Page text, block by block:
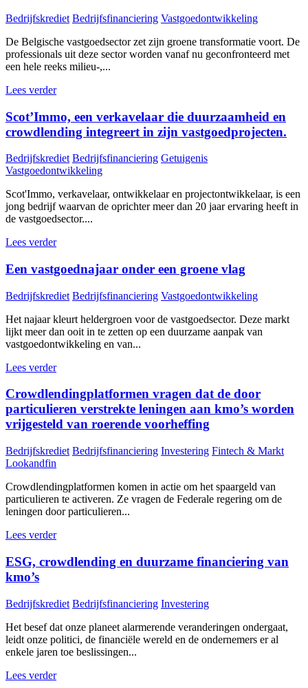
Bedrijfskrediet Bedrijfsfinanciering Vastgoedontwikkeling
De Belgische vastgoedsector zet zijn groene transformatie voort. De
professionals uit deze sector worden vanaf nu geconfronteerd met
een hele reeks milieu-,...
Lees verder
Scot’Immo, een verkavelaar die duurzaamheid en
crowdlending integreert in zijn vastgoedprojecten.
Bedrijfskrediet Bedrijfsfinanciering Getuigenis
Vastgoedontwikkeling
Scot'Immo, verkavelaar, ontwikkelaar en projectontwikkelaar, is een
jong bedrijf waarvan de oprichter meer dan 20 jaar ervaring heeft in
de vastgoedsector....
Lees verder
Een vastgoednajaar onder een groene vlag
Bedrijfskrediet Bedrijfsfinanciering Vastgoedontwikkeling
Het najaar kleurt heldergroen voor de vastgoedsector. Deze markt
lijkt meer dan ooit in te zetten op een duurzame aanpak van
vastgoedontwikkeling en van...
Lees verder
Crowdlendingplatformen vragen dat de door
particulieren verstrekte leningen aan kmo’s worden
vrijgesteld van roerende voorheffing
Bedrijfskrediet Bedrijfsfinanciering Investering Fintech & Markt
Lookandfin
Crowdlendingplatformen komen in actie om het spaargeld van
particulieren te activeren. Ze vragen de Federale regering om de
leningen door particulieren...
Lees verder
ESG, crowdlending en duurzame financiering van
kmo’s
Bedrijfskrediet Bedrijfsfinanciering Investering
Het besef dat onze planeet alarmerende veranderingen ondergaat,
leidt onze politici, de financiële wereld en de ondernemers er al
enkele jaren toe beslissingen...
Lees verder